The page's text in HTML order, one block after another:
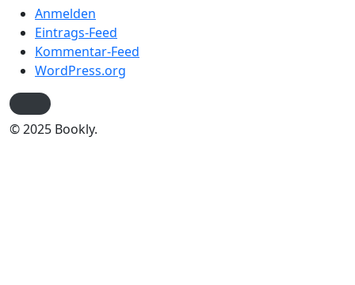
Anmelden
Eintrags-Feed
Kommentar-Feed
WordPress.org
© 2025 Bookly.